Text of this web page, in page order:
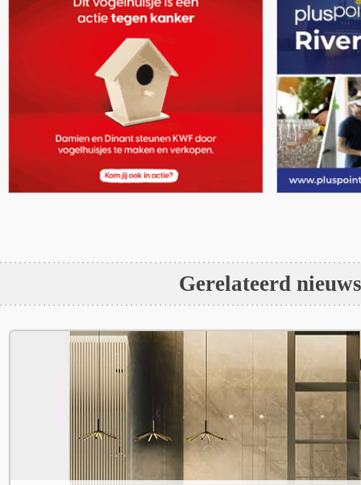
Gerelateerd nieuws